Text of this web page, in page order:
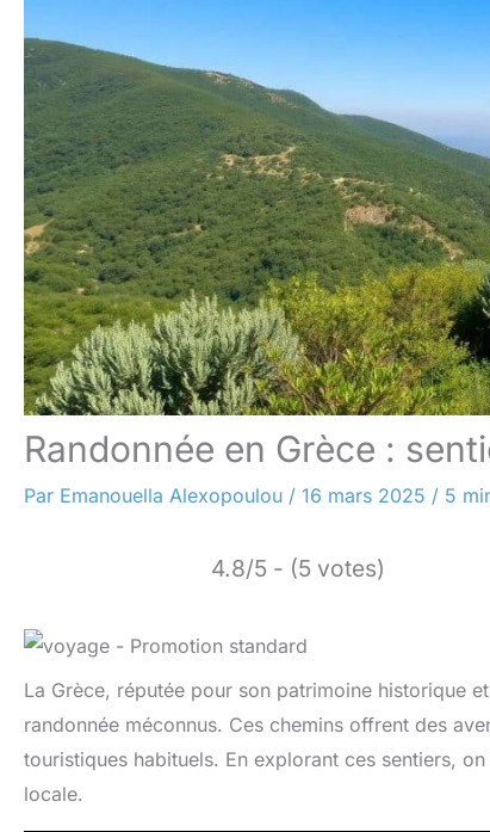
Randonnée en Grèce :
Par Emanouella Alexopoulou / 16 mars 2025 / 5
4.8/5 - (5 votes)
La Grèce, réputée pour son patrimoine historique
randonnée méconnus. Ces chemins offrent des
touristiques habituels. En explorant ces sentiers,
locale.